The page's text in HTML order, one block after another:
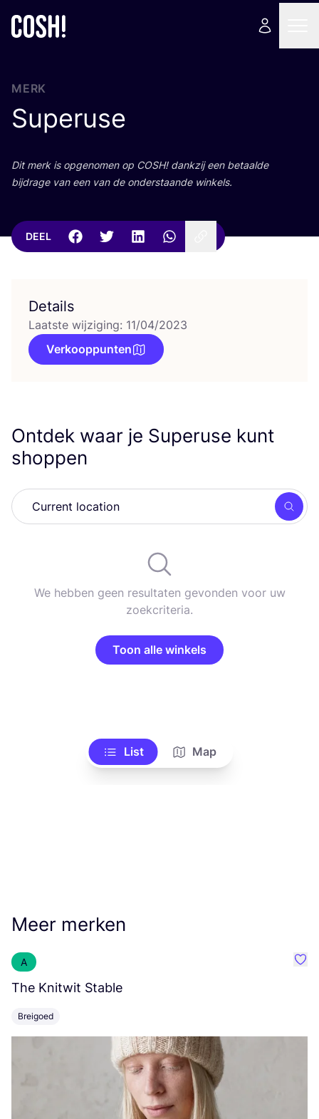
MERK
Superuse
Dit merk is opge­no­men op COSH! dank­zij een betaal­de
bij­dra­ge van een van de onder­staan­de winkels.
DEEL
Details
Laatste wijziging: 11/04/2023
Verkooppunten
Ontdek waar je Superuse kunt
shoppen
Zoek
We hebben geen resultaten gevonden voor uw
zoekcriteria.
Toon alle winkels
List Map
Meer merken
A
The Knitwit Stable
Breigoed